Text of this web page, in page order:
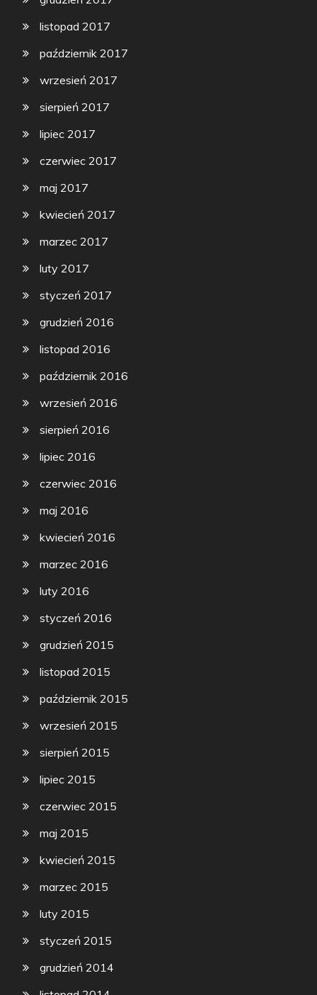
listopad 2017
październik 2017
wrzesień 2017
sierpień 2017
lipiec 2017
czerwiec 2017
maj 2017
kwiecień 2017
marzec 2017
luty 2017
styczeń 2017
grudzień 2016
listopad 2016
październik 2016
wrzesień 2016
sierpień 2016
lipiec 2016
czerwiec 2016
maj 2016
kwiecień 2016
marzec 2016
luty 2016
styczeń 2016
grudzień 2015
listopad 2015
październik 2015
wrzesień 2015
sierpień 2015
lipiec 2015
czerwiec 2015
maj 2015
kwiecień 2015
marzec 2015
luty 2015
styczeń 2015
grudzień 2014